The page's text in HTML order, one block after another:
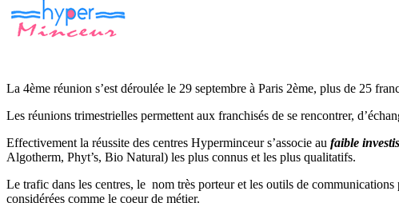
La 4ème réunion s’est déroulée le 29 septembre à Paris 2ème, plus de 25
Les réunions trimestrielles permettent aux franchisés de se rencontrer,
Effectivement la réussite des centres Hyperminceur s’associe au faible
Algotherm, Phyt’s, Bio Natural) les plus connus et les plus qualitatifs.
Le trafic dans les centres, le nom très porteur et les outils de
considérées comme le coeur de métier.